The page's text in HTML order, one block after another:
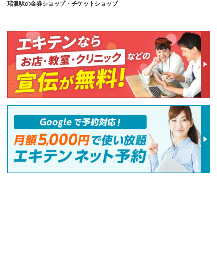
瑞浪駅の金券ショップ・チケットショップ